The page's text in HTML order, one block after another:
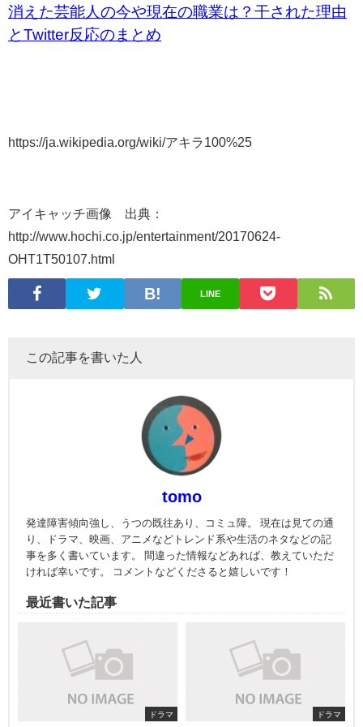
消えた芸能人の今や現在の職業は？干された理由
とTwitter反応のまとめ
https://ja.wikipedia.org/wiki/アキラ100%25
アイキャッチ画像 出典：
http://www.hochi.co.jp/entertainment/20170624-
OHT1T50107.html
LINE
この記事を書いた人
tomo
発達障害傾向強し、うつの既往あり、コミュ障。 現在は見ての通
り、ドラマ、映画、アニメなどトレンド系や生活のネタなどの記
事を多く書いています。 間違った情報などあれば、教えていただ
ければ幸いです。 コメントなどくださると嬉しいです！
最近書いた記事
ドラマ ドラマ